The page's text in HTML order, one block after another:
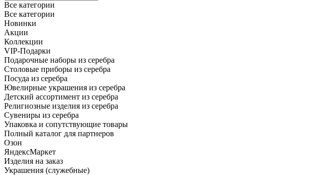
Все категории
Все категории
Новинки
Акции
Коллекции
VIP-Подарки
Подарочные наборы из серебра
Столовые приборы из серебра
Посуда из серебра
Ювелирные украшения из серебра
Детский ассортимент из серебра
Религиозные изделия из серебра
Сувениры из серебра
Упаковка и сопутствующие товары
Полный каталог для партнеров
Озон
ЯндексМаркет
Изделия на заказ
Украшения (служебные)